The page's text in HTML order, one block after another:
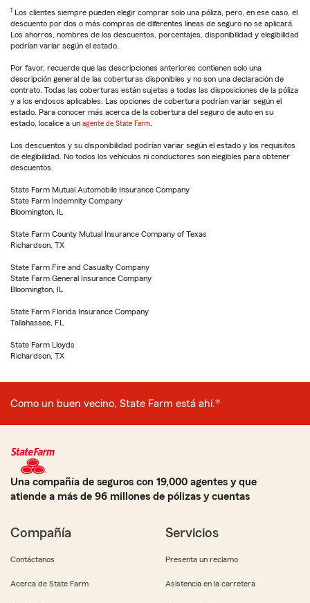
1 Los clientes siempre pueden elegir comprar solo una póliza, pero, en ese caso, el
descuento por dos o más compras de diferentes líneas de seguro no se aplicará.
Los ahorros, nombres de los descuentos, porcentajes, disponibilidad y elegibilidad
podrían variar según el estado.
Por favor, recuerde que las descripciones anteriores contienen solo una
descripción general de las coberturas disponibles y no son una declaración de
contrato. Todas las coberturas están sujetas a todas las disposiciones de la póliza
y a los endosos aplicables. Las opciones de cobertura podrían variar según el
estado. Para conocer más acerca de la cobertura del seguro de auto en su
estado, localice a un agente de State Farm
Los descuentos y su disponibilidad podrían variar según el estado y los requisitos
de elegibilidad. No todos los vehículos ni conductores son elegibles para obtener
descuentos.
State Farm Mutual Automobile Insurance Company
State Farm Indemnity Company
Bloomington, IL
State Farm County Mutual Insurance Company of Texas
Richardson, TX
State Farm Fire and Casualty Company
State Farm General Insurance Company
Bloomington, IL
State Farm Florida Insurance Company
Tallahassee, FL
State Farm Lloyds
Richardson, TX
Como un buen vecino, State Farm está ahí.®
Una compañía de seguros con 19,000 agentes y que
atiende a más de 96 millones de pólizas y cuentas
Compañía
Contáctanos
Acerca de State Farm
Servicios
Presenta un reclamo
Asistencia en la carretera